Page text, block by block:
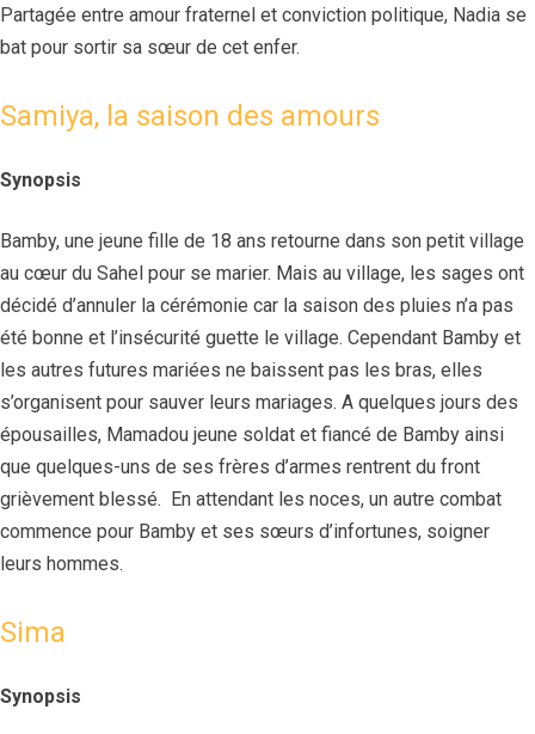
Partagée entre amour fraternel et conviction politique, Nadia se
bat pour sortir sa sœur de cet enfer.
Samiya, la saison des amours
Synopsis
Bamby, une jeune fille de 18 ans retourne dans son petit village
au cœur du Sahel pour se marier. Mais au village, les sages ont
décidé d’annuler la cérémonie car la saison des pluies n’a pas
été bonne et l’insécurité guette le village. Cependant Bamby et
les autres futures mariées ne baissent pas les bras, elles
s’organisent pour sauver leurs mariages. A quelques jours des
épousailles, Mamadou jeune soldat et fiancé de Bamby ainsi
que quelques-uns de ses frères d’armes rentrent du front
grièvement blessé. En attendant les noces, un autre combat
commence pour Bamby et ses sœurs d’infortunes, soigner
leurs hommes.
Sima
Synopsis